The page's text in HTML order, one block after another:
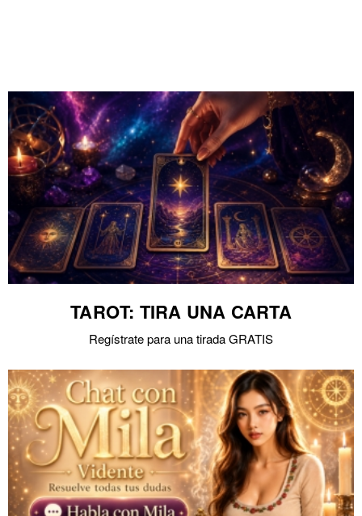
TAROT: TIRA UNA CARTA
Regístrate para una tirada GRATIS